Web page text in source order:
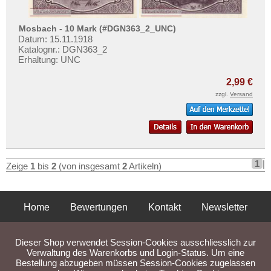
Münstermaifeld
Müritz
Mylau
Orte mit R...
Orte mit S...
Orte mit U...
Orte mit W...
Orte mit X...
Testbanknoten
Banknotenbriefe
Kataloge
Aufbewahrung
Preislisten
Ankauf
Erhaltungsgrade
FAQ
Mosbach - 10 Mark (#DGN363_2_UNC)
Datum: 15.11.1918
Katalognr.: DGN363_2
Erhaltung: UNC
2,99 €
zzgl. Versand
Zeige 1 bis 2 (von insgesamt 2Artikeln) 1 |
Home Bewertungen Kontakt
Newsletter
Liefer- und Versandkosten
Dieser Shop verwendet Session-Cookies ausschliesslich zur
Verwaltung des Warenkorbs und Login-Status. Um eine
Bestellung abzugeben müssen Session-Cookies zugelassen